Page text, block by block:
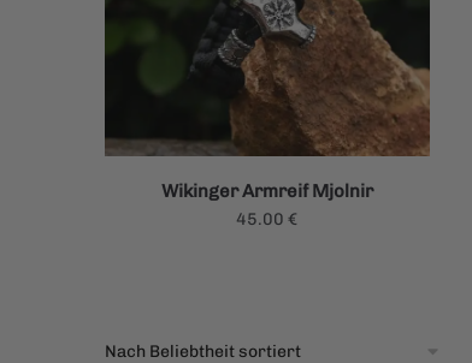
Wikinger Armreif Mjolnir
45.00€